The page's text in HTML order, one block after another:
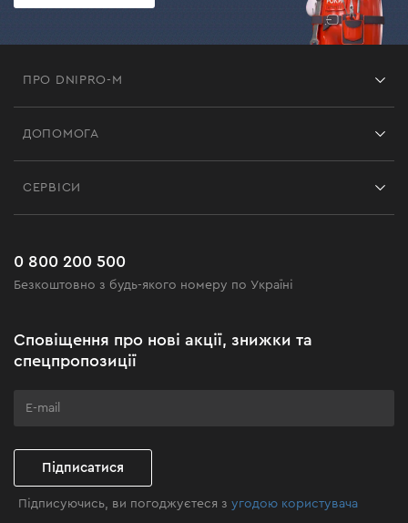
ПРО DNIPRO-M
Чорна п'ятниця
Клуб майстерності
ДОПОМОГА
Поширені запитання
СЕРВІСИ
0 800 200 500
Безкоштовно з будь-якого номеру по Україні
Сповіщення про нові акції, знижки та
спецпропозиції
Підписатися
Підписуючись, ви погоджуєтеся зугодою користувача